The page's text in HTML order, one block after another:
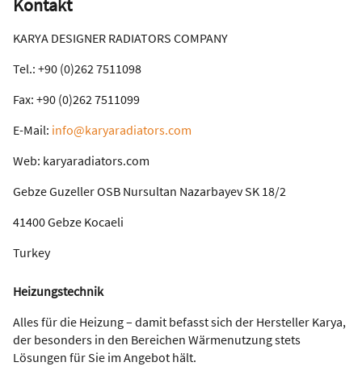
Kontakt
KARYA DESIGNER RADIATORS COMPANY
Tel.: +90 (0)262 7511098
Fax: +90 (0)262 7511099
E-Mail: info@karyaradiators.com
Web: karyaradiators.com
Gebze Guzeller OSB Nursultan Nazarbayev SK 18/2
41400 Gebze Kocaeli
Turkey
Heizungstechnik
Alles für die Heizung – damit befasst sich der Hersteller Karya,
der besonders in den Bereichen Wärmenutzung stets
Lösungen für Sie im Angebot hält.